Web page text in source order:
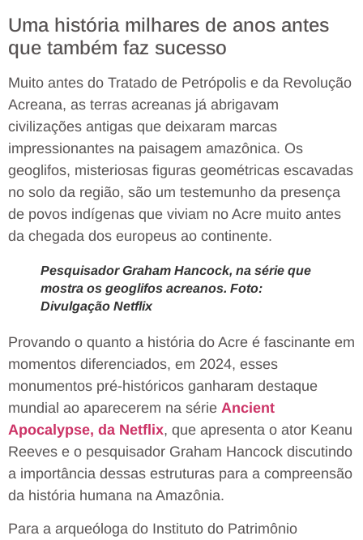
Uma história milhares de anos antes
que também faz sucesso
Muito antes do Tratado de Petrópolis e da Revolução
Acreana, as terras acreanas já abrigavam
civilizações antigas que deixaram marcas
impressionantes na paisagem amazônica. Os
geoglifos, misteriosas figuras geométricas escavadas
no solo da região, são um testemunho da presença
de povos indígenas que viviam no Acre muito antes
da chegada dos europeus ao continente.
Pesquisador Graham Hancock, na série que
mostra os geoglifos acreanos. Foto:
Divulgação Netflix
Provando o quanto a história do Acre é fascinante em
momentos diferenciados, em 2024, esses
monumentos pré-históricos ganharam destaque
mundial ao aparecerem na série Ancient
Apocalypse, da Netflix, que apresenta o ator Keanu
Reeves e o pesquisador Graham Hancock discutindo
a importância dessas estruturas para a compreensão
da história humana na Amazônia.
Para a arqueóloga do Instituto do Patrimônio